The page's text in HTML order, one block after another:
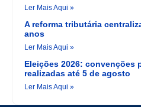
Ler Mais Aqui »
A reforma tributária
anos
Ler Mais Aqui »
Eleições 2026: convenções
realizadas até 5 de agosto
Ler Mais Aqui »